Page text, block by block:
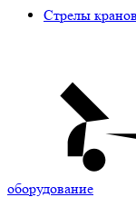
Стрелы
оборудование